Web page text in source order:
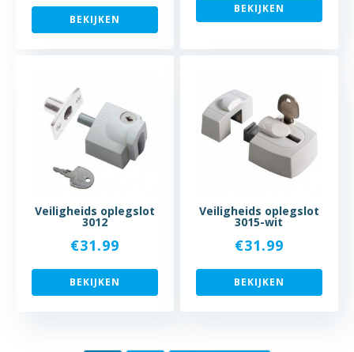
BEKIJKEN
BEKIJKEN
Veiligheids oplegslot
3012
€31.99
BEKIJKEN
Veiligheids oplegslot
3015-wit
€31.99
BEKIJKEN